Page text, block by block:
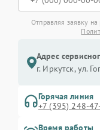
Отправляя заявку
Адрес
г. Иркутск, ул.
Горячая линия
+7 (395) 248-
Время работы